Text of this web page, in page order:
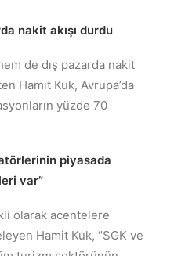
nakit akışı durdu
de dış pazarda nakit
Hamit Kuk, Avrupa’da
yüzde 70
piyasada
var”
olarak acentelere
Hamit Kuk, ‘’SGK ve